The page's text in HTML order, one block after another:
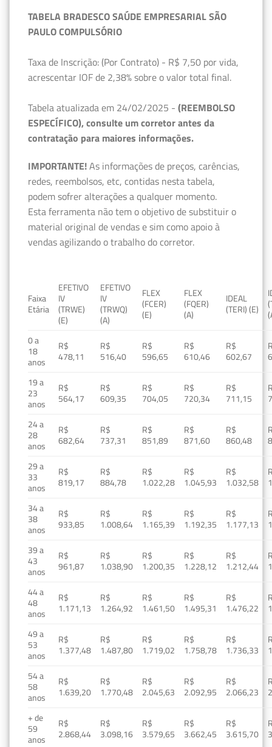
TABELA BRADESCO SAÚDE EMPRESARIAL SÃO
PAULO COMPULSÓRIO
Taxa de Inscrição: (Por Contrato) - R$ 7,50 por vida,
acrescentar IOF de 2,38% sobre o valor total final.
Tabela atualizada em 24/02/2025 - (REEMBOLSO
ESPECÍFICO), consulte um corretor antes da
contratação para maiores informações.
IMPORTANTE!As informações de preços, carências,
redes, reembolsos, etc, contidas nesta tabela,
podem sofrer alterações a qualquer momento.
Esta ferramenta não tem o objetivo de substituir o
material original de vendas e sim como apoio à
vendas agilizando o trabalho do corretor.
Faixa
Etária
EFETIVO
IV
(TRWE)
(E)
EFETIVO
IV
(TRWQ)
(A)
FLEX
(FCER)
(E)
FLEX
(FQER)
(A)
IDEAL
(TERI) (E)
0 a
18
anos
R$
478,11
R$
516,40
R$
596,65
R$
610,46
R$
602,67
19 a
23
anos
R$
564,17
R$
609,35
R$
704,05
R$
720,34
R$
711,15
24 a
28
anos
R$
682,64
R$
737,31
R$
851,89
R$
871,60
R$
860,48
29 a
33
anos
R$
819,17
R$
884,78
R$
1.022,28
R$
1.045,93
R$
1.032,58
34 a
38
anos
R$
933,85
R$
1.008,64
R$
1.165,39
R$
1.192,35
R$
1.177,13
39 a
43
anos
R$
961,87
R$
1.038,90
R$
1.200,35
R$
1.228,12
R$
1.212,44
44 a
48
anos
R$
1.171,13
R$
1.264,92
R$
1.461,50
R$
1.495,31
R$
1.476,22
49 a
53
anos
R$
1.377,48
R$
1.487,80
R$
1.719,02
R$
1.758,78
R$
1.736,33
54 a
58
anos
R$
1.639,20
R$
1.770,48
R$
2.045,63
R$
2.092,95
R$
2.066,23
+ de
59
anos
R$
2.868,44
R$
3.098,16
R$
3.579,65
R$
3.662,45
R$
3.615,70